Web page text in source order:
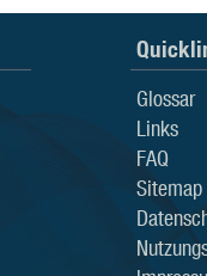
Glossar
Links
FAQ
Sitemap